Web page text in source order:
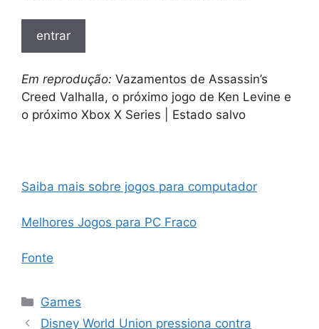
entrar
Em reprodução: Vazamentos de Assassin’s
Creed Valhalla, o próximo jogo de Ken Levine e
o próximo Xbox X Series | Estado salvo
Saiba mais sobre jogos para computador
Melhores Jogos para PC Fraco
Fonte
Categorias
Games
Disney World Union pressiona contra